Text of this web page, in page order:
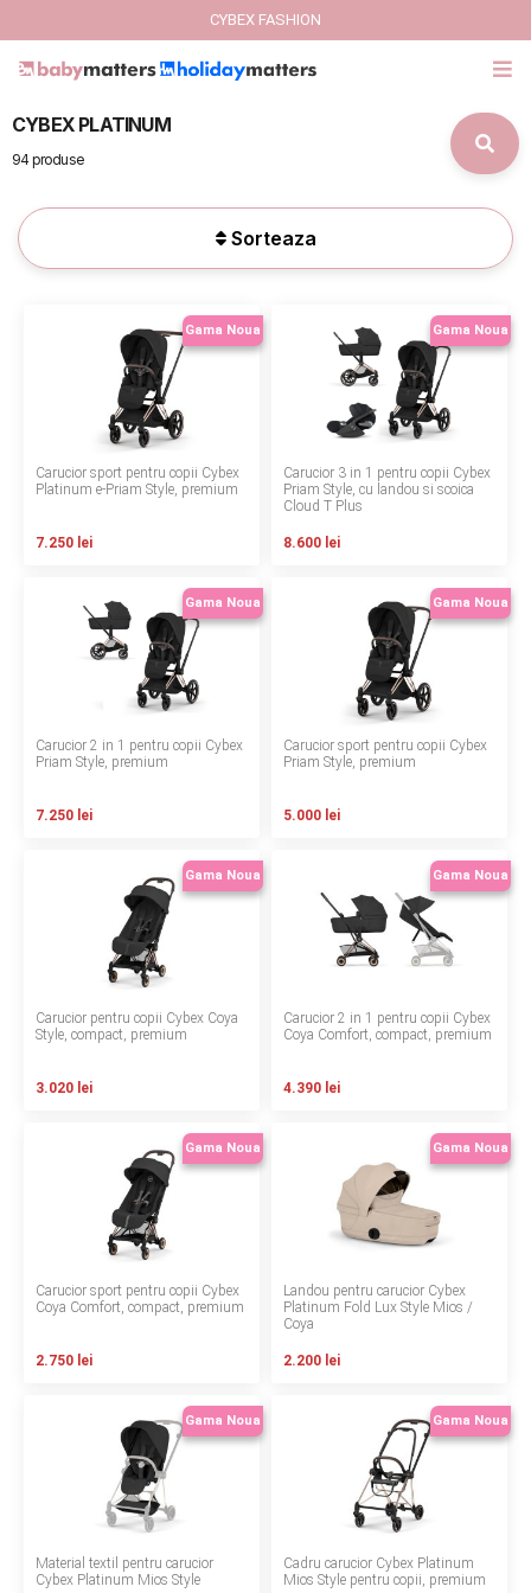
GIFT CARD
Italbaby Collections
CARUCIOARE COPII
SCAUNE AUTO
SCOICI AUTO
CAMERA COPILULUI
JUCARII
BABY MONITORS
HRANIRE SI DIVERSIFICARE
CASA SI CURATENIE
BAIE SI TOALETA
Informatii companie
Showroom
Depozit
Q & A
Branduri
CYBEX FASHION
CYBEX PLATINUM
94 produse
Sorteaza
Gama Noua
Carucior sport pentru copii Cybex
Platinum e-Priam Style, premium
7.250 lei
Gama Noua
Carucior 3 in 1 pentru copii Cybex
Priam Style, cu landou si scoica
Cloud T Plus
8.600 lei
Gama Noua
Carucior 2 in 1 pentru copii Cybex
Priam Style, premium
7.250 lei
Gama Noua
Carucior sport pentru copii Cybex
Priam Style, premium
5.000 lei
Gama Noua
Carucior pentru copii Cybex Coya
Style, compact, premium
3.020 lei
Gama Noua
Carucior 2 in 1 pentru copii Cybex
Coya Comfort, compact, premium
4.390 lei
Gama Noua
Carucior sport pentru copii Cybex
Coya Comfort, compact, premium
2.750 lei
Gama Noua
Landou pentru carucior Cybex
Platinum Fold Lux Style Mios /
Coya
2.200 lei
Gama Noua
Material textil pentru carucior
Cybex Platinum Mios Style
Gama Noua
Cadru carucior Cybex Platinum
Mios Style pentru copii, premium